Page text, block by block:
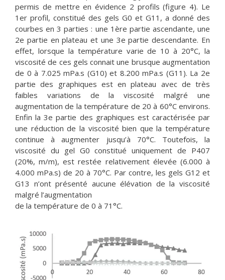
permis de mettre en évidence 2 profils (figure 4). Le
1er profil, constitué des gels G0 et G11, a donné des
courbes en 3 parties : une 1ère partie ascendante, une
2e partie en plateau et une 3e partie descendante. En
effet, lorsque la température varie de 10 à 20°C, la
viscosité de ces gels connait une brusque augmentation
de 0 à 7.025 mPa.s (G10) et 8.200 mPa.s (G11). La 2e
partie des graphiques est en plateau avec de très
faibles variations de la viscosité malgré une
augmentation de la température de 20 à 60°C environs.
Enfin la 3e partie des graphiques est caractérisée par
une réduction de la viscosité bien que la température
continue à augmenter jusqu’à 70°C. Toutefois, la
viscosité du gel G0 constitué uniquement de P407
(20%, m/m), est restée relativement élevée (6.000 à
4.000 mPa.s) de 20 à 70°C. Par contre, les gels G12 et
G13 n’ont présenté aucune élévation de la viscosité
malgré l’augmentation
de la température de 0 à 71°C.